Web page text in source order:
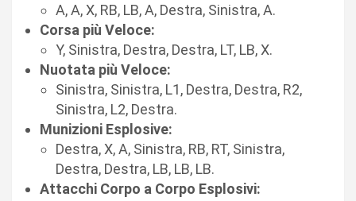
A, A, X, RB, LB, A, Destra, Sinistra, A.
Corsa più Veloce:
Y, Sinistra, Destra, Destra, LT, LB, X.
Nuotata più Veloce:
Sinistra, Sinistra, L1, Destra, Destra, R2,
Sinistra, L2, Destra.
Munizioni Esplosive:
Destra, X, A, Sinistra, RB, RT, Sinistra,
Destra, Destra, LB, LB, LB.
Attacchi Corpo a Corpo Esplosivi: